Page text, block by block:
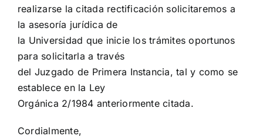
realizarse la citada rectificación solicitaremos a
la asesoría jurídica de
la Universidad que inicie los trámites oportunos
para solicitarla a través
del Juzgado de Primera Instancia, tal y como se
establece en la Ley
Orgánica 2/1984 anteriormente citada.
Cordialmente,